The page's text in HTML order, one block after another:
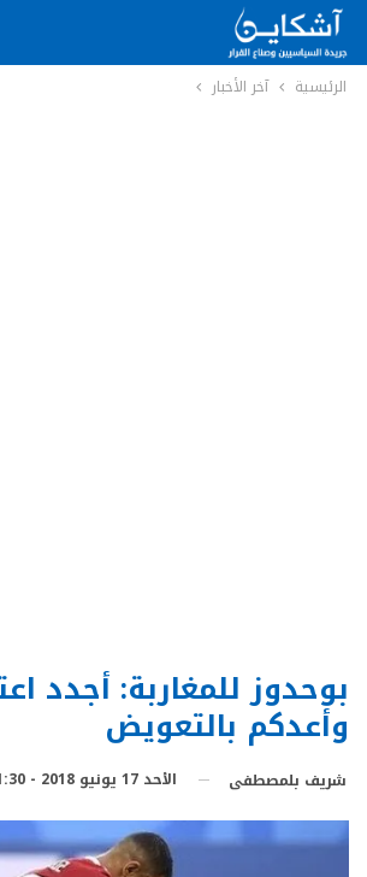
الرئيسية آخر الأخبار
بوحدوز للمغاربة: أجدد
وأعدكم بالتعويض
شريف بلمصطفى الأحد 17 يونيو 2018 - 21:30